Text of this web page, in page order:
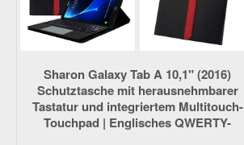
Sharon Galaxy Tab A 10,1" (2016)
Schutztasche mit herausnehmbarer
Tastatur und integriertem Multitouch-
Touchpad | Englisches QWERTY-